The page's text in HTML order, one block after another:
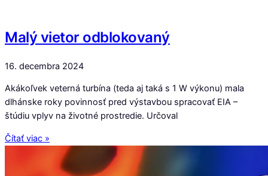
Malý vietor odblokovaný
16. decembra 2024
Akákoľvek veterná turbína (teda aj taká s 1 W výkonu) mala
dlhánske roky povinnosť pred výstavbou spracovať EIA –
štúdiu vplyv na životné prostredie. Určoval
Čítať viac »